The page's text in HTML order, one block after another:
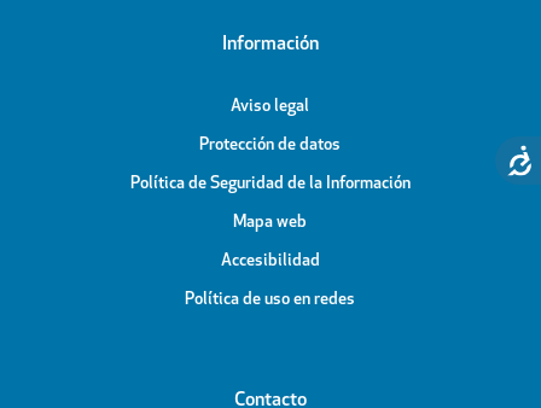
Información
Aviso legal
Protección de datos
Política de Seguridad de la Información
Mapa web
Accesibilidad
Política de uso en redes
Contacto